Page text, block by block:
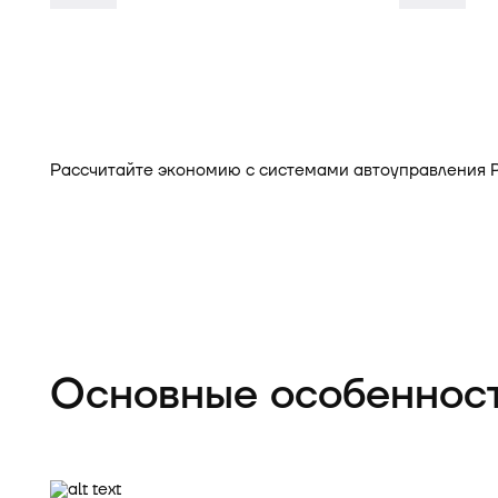
Рассчитайте экономию с системами автоуправления
Основные